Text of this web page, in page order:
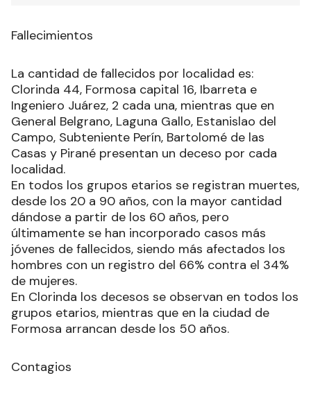
Fallecimientos
La cantidad de fallecidos por localidad es:
Clorinda 44, Formosa capital 16, Ibarreta e
Ingeniero Juárez, 2 cada una, mientras que en
General Belgrano, Laguna Gallo, Estanislao del
Campo, Subteniente Perín, Bartolomé de las
Casas y Pirané presentan un deceso por cada
localidad.
En todos los grupos etarios se registran muertes,
desde los 20 a 90 años, con la mayor cantidad
dándose a partir de los 60 años, pero
últimamente se han incorporado casos más
jóvenes de fallecidos, siendo más afectados los
hombres con un registro del 66% contra el 34%
de mujeres.
En Clorinda los decesos se observan en todos los
grupos etarios, mientras que en la ciudad de
Formosa arrancan desde los 50 años.
Contagios